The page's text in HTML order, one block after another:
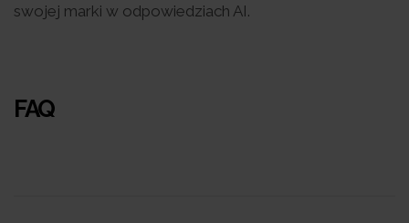
swojej marki w odpowiedziach AI.
FAQ